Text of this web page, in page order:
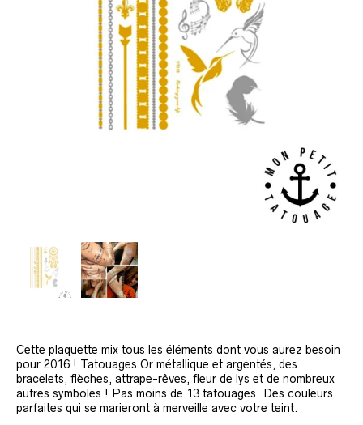
Cette plaquette mix tous les éléments dont vous aurez besoin
pour 2016 ! Tatouages Or métallique et argentés, des
bracelets, flèches, attrape-rêves, fleur de lys et de nombreux
autres symboles ! Pas moins de 13 tatouages. Des couleurs
parfaites qui se marieront à merveille avec votre teint.